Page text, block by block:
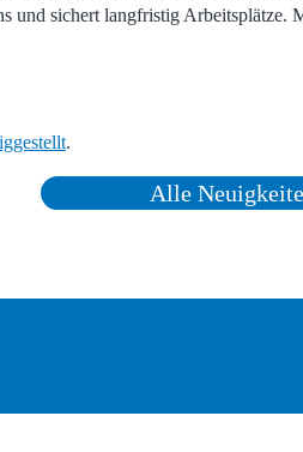
und sichert langfristig Arbeitsplätze.
.
Alle